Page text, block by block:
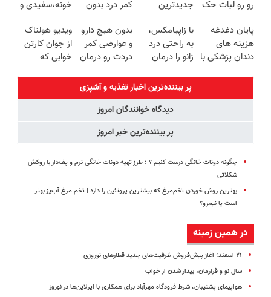
رو رو لبات حک
خرید40%تخفیف
جدیدترین
سبک و مقاوم |
پرداخت قسطی
کمر درد بدون
نقاهت
خونه،سفیدی و
برگردون(40%off)
پایان دغدغه
هزینه های
دندان پزشکی با
با زاپیامکس،
به راحتی درد
زانو را درمان
بدون هیچ دارو
و عوارضی کمر
دردت رو درمان
(پرسش‌نامه)
ویدیو هولناک
از جوان کارتن
خوابی که
پر بیننده‌ترین اخبار تغذیه و آشپزی
دیدگاه خوانندگان امروز
پر بیننده‌ترین خبر امروز
چگونه دونات خانگی درست کنیم ؟ ؛ طرز تهیه دونات خانگی نرم و پف‌دار با روکش
شکلاتی
بهترین روش خوردن تخم‌مرغ که بیشترین پروتئین را دارد | تخم مرغ آب‌پز بهتر
است یا نیمرو؟
در همین زمینه
۲۱ اسفند؛ آغاز پیش‌فروش ظرفیت‌های جدید قطارهای نوروزی
سال نو و قرارمان، بیدار شدن از خواب
هواپیمای پشتیبان، شرط فرودگاه مهرآباد برای همکاری با ایرلاین‌ها در نوروز